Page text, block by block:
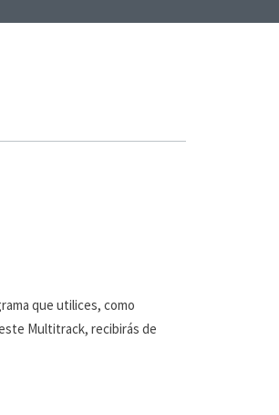
que utilices, como
Multitrack, recibirás de